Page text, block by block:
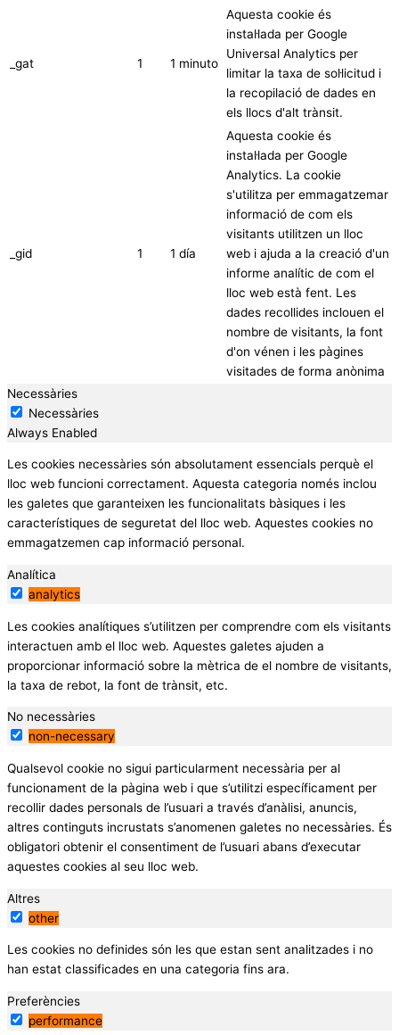
_gat 1 1 minuto
Aquesta cookie és
instal·lada per Google
Universal Analytics per
limitar la taxa de sol·licitud i
la recopilació de dades en
els llocs d'alt trànsit.
_gid 1 1 día
Aquesta cookie és
instal·lada per Google
Analytics. La cookie
s'utilitza per emmagatzemar
informació de com els
visitants utilitzen un lloc
web i ajuda a la creació d'un
informe analític de com el
lloc web està fent. Les
dades recollides inclouen el
nombre de visitants, la font
d'on vénen i les pàgines
visitades de forma anònima
Necessàries
Necessàries
Always Enabled
Les cookies necessàries són absolutament essencials perquè el
lloc web funcioni correctament. Aquesta categoria només inclou
les galetes que garanteixen les funcionalitats bàsiques i les
característiques de seguretat del lloc web. Aquestes cookies no
emmagatzemen cap informació personal.
Analítica
analytics
Les cookies analítiques s’utilitzen per comprendre com els visitants
interactuen amb el lloc web. Aquestes galetes ajuden a
proporcionar informació sobre la mètrica de el nombre de visitants,
la taxa de rebot, la font de trànsit, etc.
No necessàries
non-necessary
Qualsevol cookie no sigui particularment necessària per al
funcionament de la pàgina web i que s’utilitzi específicament per
recollir dades personals de l’usuari a través d’anàlisi, anuncis,
altres continguts incrustats s’anomenen galetes no necessàries. És
obligatori obtenir el consentiment de l’usuari abans d’executar
aquestes cookies al seu lloc web.
Altres
other
Les cookies no definides són les que estan sent analitzades i no
han estat classificades en una categoria fins ara.
Preferències
performance